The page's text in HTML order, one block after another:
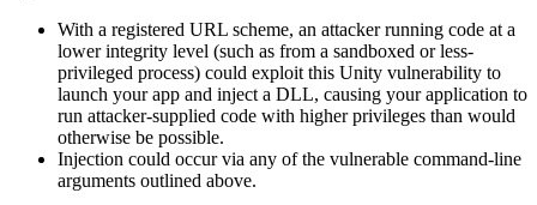
With a registered URL scheme, an attacker running code at a
lower integrity level (such as from a sandboxed or less-
privileged process) could exploit this Unity vulnerability to
launch your app and inject a DLL, causing your application to
run attacker-supplied code with higher privileges than would
otherwise be possible.
Injection could occur via any of the vulnerable command-line
arguments outlined above.